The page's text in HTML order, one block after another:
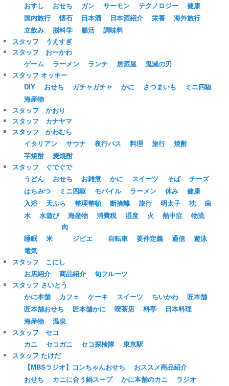
おすし
おせち ガン サーモン テクノロジー
健康
国内旅行
懐石 日本酒 日本酒紹介 栄養
海外旅行
立飲み
脳科学 腸活
調味料
スタッフ うえすぎ
スタッフ おーかわ
ゲーム
ラーメン ランチ 居酒屋
鬼滅の刃
スタッフ オッキー
DIY
おせち ガチャガチャ かに さつまいも
ミニ四駆
海産物
スタッフ かおり
スタッフ カナヤマ
スタッフ かわむら
イタリアン
サウナ 夜行バス 料理 旅行
焼酎
芋焼酎
麦焼酎
スタッフ ぐでぐで
うどん
おせち お雑煮 かに スイーツ そば
チーズ
はちみつ
ミニ四駆 モバイル ラーメン 休み
健康
入浴
天ぷら 整理整頓 断捨離 旅行 明太子 枕
歯
水
水遊び 海産物 消費税 湿度 火 熱中症 物流
睡眠 米
肉
ジビエ
自転車 要件定義 通信
遊泳
電気
スタッフ こにし
お店紹介
商品紹介
旬フルーツ
スタッフ さいとう
かに本舗
カフェ ケーキ スイーツ ちいかわ
匠本舗
匠本舗おせち
匠本舗かに 喫茶店 料亭
日本料理
海産物
温泉
スタッフ セコ
カニ
セコガニ セコ探検隊
東京駅
スタッフ たけだ
【MBSラジオ】コンちゃんおせち
おススメ商品紹介
おせち
カニに合う鍋スープ かに本舗のカニ
ラジオ